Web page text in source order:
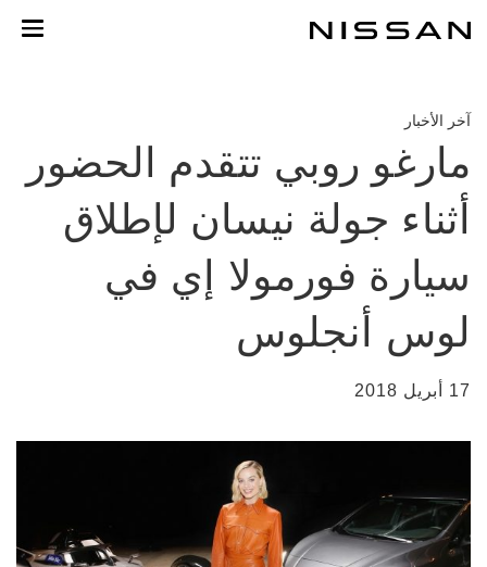
إلى
آخر الأخبار
مارغو روبي تتقدم الحضور
أثناء جولة نيسان لإطلاق
سيارة فورمولا إي في
لوس أنجلوس
17 أبريل 2018